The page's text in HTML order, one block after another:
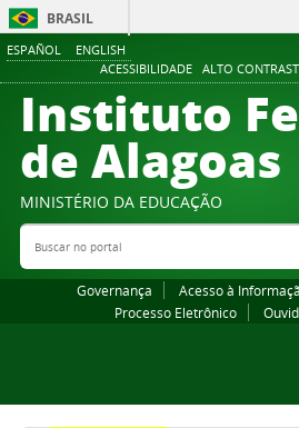
ESPAÑOL ENGLISH
ACESSIBILIDADE ALTO
BRASIL
Instituto
de Alagoas
MINISTÉRIO DA EDUCAÇÃO
Buscar no portal
Governança Acesso à
Processo Eletrônico